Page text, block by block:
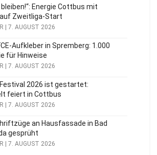
bleiben!“: Energie Cottbus mit
Zweitliga-Start
| 7. AUGUST 2026
Aufkleber in Spremberg: 1.000
für Hinweise
| 7. AUGUST 2026
2026 ist gestartet:
feiert in Cottbus
| 7. AUGUST 2026
an Hausfassade in Bad
gesprüht
| 7. AUGUST 2026